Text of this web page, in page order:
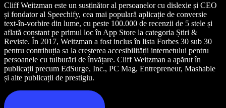
Cliff Weitzman este un susținător al persoanelor cu dislexie și CEO
și fondator al Speechify, cea mai populară aplicație de conversie
text-în-vorbire din lume, cu peste 100.000 de recenzii de 5 stele și
aflată constant pe primul loc în App Store la categoria Știri &
Reviste. În 2017, Weitzman a fost inclus în lista Forbes 30 sub 30
pentru contribuția sa la creșterea accesibilității internetului pentru
persoanele cu tulburări de învățare. Cliff Weitzman a apărut în
publicații precum EdSurge, Inc., PC Mag, Entrepreneur, Mashable
și alte publicații de prestigiu.